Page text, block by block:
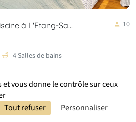
Réserver
à L'Etang-Sa…
10
4 Salles de bains
et vous donne le contrôle sur ceux
Tout refuser Personnaliser